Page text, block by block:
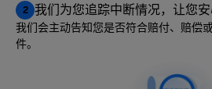
2 我们为您追踪中断情况，让您安
我们会主动告知您是否符合赔付、赔偿
件。